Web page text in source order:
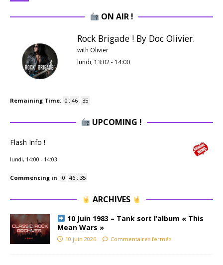
ON AIR !
Rock Brigade ! By Doc Olivier.
with Olivier
lundi, 13:02 - 14:00
Remaining Time: 0 : 46 : 34
UPCOMING !
Flash Info !
lundi, 14:00 - 14:03
Commencing in: 0 : 46 : 34
ARCHIVES
10 Juin 1983 – Tank sort l’album « This
Mean Wars »
10 juin 2026 Commentaires fermés